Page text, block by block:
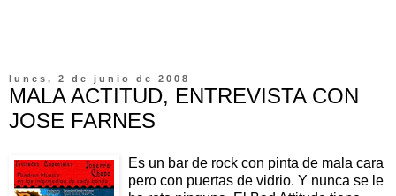
lunes, 2 de junio de 2008
MALA ACTITUD, ENTREVISTA CON
JOSE FARNES
Es un bar de rock con pinta de mala cara
pero con puertas de vidrio. Y nunca se le